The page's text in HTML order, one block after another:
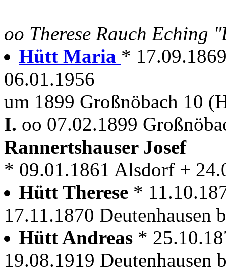
oo Therese Rauch Eching
Hütt Maria *
06.01.1956
um 1899 Großnöbach 10
I. oo 07.02.1899
Rannertshauser Josef
* 09.01.1861 Alsdorf +
Hütt Therese *
17.11.1870 Deutenhausen
Hütt Andreas *
19.08.1919 Deutenhausen